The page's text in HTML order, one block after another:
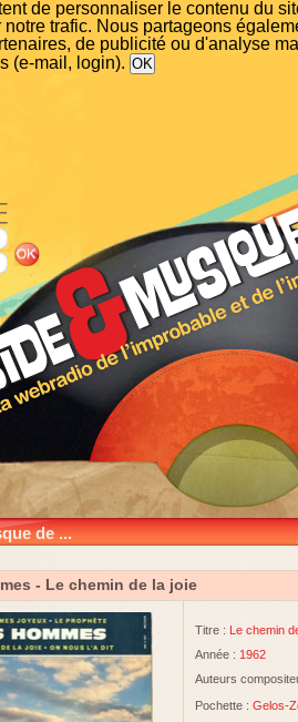
de personnaliser le contenu du
trafic. Nous partageons
de publicité ou d'analyse
(e-mail, login).
de ...
- Le chemin de la joie
Titre : Le chemin
Année : 1962
Auteurs
Pochette : Gelos-